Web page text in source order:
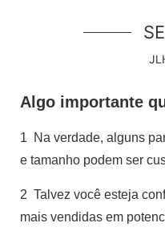
Algo importante
1
Na verdade, alguns
e tamanho podem ser
2 Talvez você esteja
mais vendidas em